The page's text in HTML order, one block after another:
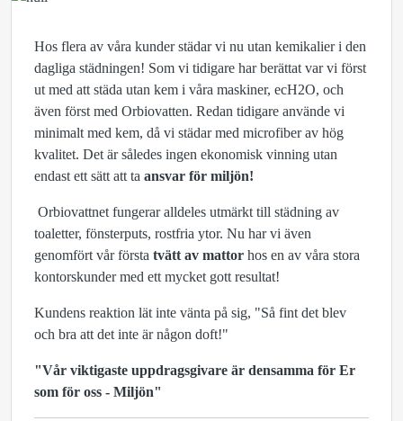
Hos flera av våra kunder städar vi nu utan kemikalier i den
dagliga städningen! Som vi tidigare har berättat var vi först
ut med att städa utan kem i våra maskiner, ecH2O, och
även först med Orbiovatten. Redan tidigare använde vi
minimalt med kem, då vi städar med microfiber av hög
kvalitet. Det är således ingen ekonomisk vinning utan
endast ett sätt att ta ansvar för miljön!
Orbiovattnet fungerar alldeles utmärkt till städning av
toaletter, fönsterputs, rostfria ytor. Nu har vi även
genomfört vår första tvätt av mattor hos en av våra stora
kontorskunder med ett mycket gott resultat!
Kundens reaktion lät inte vänta på sig, "Så fint det blev
och bra att det inte är någon doft!"
"Vår viktigaste uppdragsgivare är densamma för Er
som för oss - Miljön"